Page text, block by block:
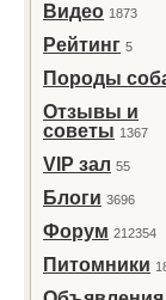
Видео 1873
Рейтинг 5
Породы
Отзывы и
советы 1367
VIP зал 55
Блоги 3696
Форум 212354
Питомники